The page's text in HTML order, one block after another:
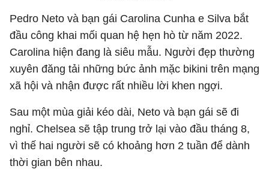
Pedro Neto và bạn gái Carolina Cunha e Silva bắt
đầu công khai mối quan hệ hẹn hò từ năm 2022.
Carolina hiện đang là siêu mẫu. Người đẹp thường
xuyên đăng tải những bức ảnh mặc bikini trên mạng
xã hội và nhận được rất nhiều lời khen ngợi.
Sau một mùa giải kéo dài, Neto và bạn gái sẽ đi
nghỉ. Chelsea sẽ tập trung trở lại vào đầu tháng 8,
vì thế hai người sẽ có khoảng hơn 2 tuần để dành
thời gian bên nhau.